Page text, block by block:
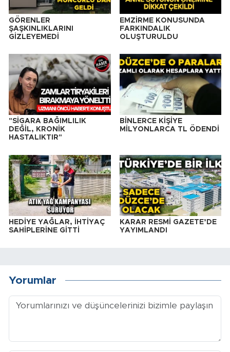
GÖRENLER
ŞAŞKINLIKLARINI
GİZLEYEMEDİ
EMZİRME KONUSUNDA
FARKINDALIK
OLUŞTURULDU
"SİGARA BAĞIMLILIK
DEĞİL, KRONİK
HASTALIKTIR"
BİNLERCE KİŞİYE
MİLYONLARCA TL ÖDENDİ
HEDİYE YAĞLAR, İHTİYAÇ
SAHİPLERİNE GİTTİ
KARAR RESMİ GAZETE’DE
YAYIMLANDI
Yorumlar